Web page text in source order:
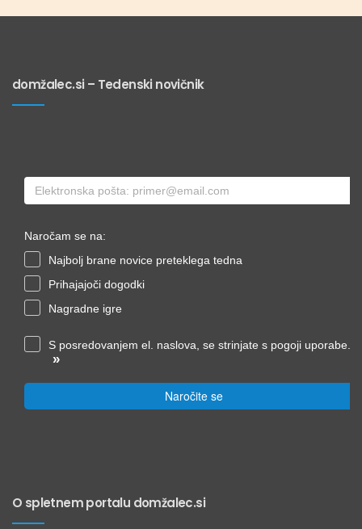
domžalec.si – Tedenski novičnik
Naročam se na:
Najbolj brane novice preteklega tedna
Prihajajoči dogodki
Nagradne igre
S posredovanjem el. naslova, se strinjate s pogoji uporabe.
»
Naročite se
O spletnem portalu domžalec.si